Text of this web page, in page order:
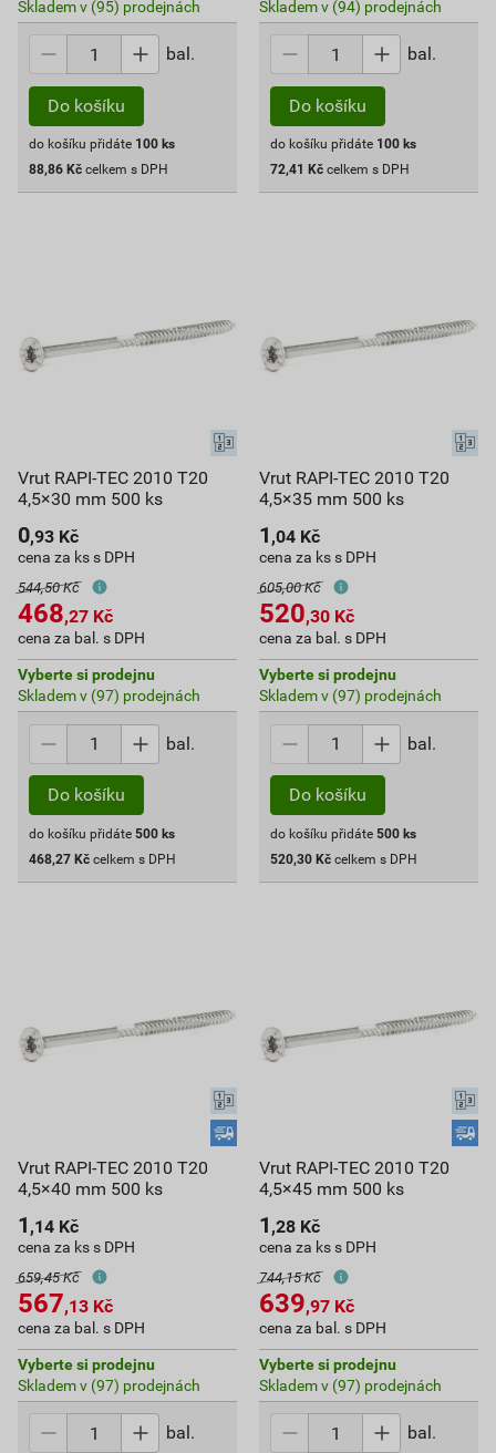
Skladem v (95) prodejnách
bal.
Do košíku
do košíku přidáte 100 ks
88,86 Kč celkem s DPH
Skladem v (94) prodejnách
bal.
Do košíku
do košíku přidáte 100 ks
72,41 Kč celkem s DPH
Vrut RAPI-TEC 2010 T20
4,5×30 mm 500 ks
0,93 Kč
cena za ks s DPH
544,50 Kč
468,27 Kč
cena za bal. s DPH
Vyberte si prodejnu
Skladem v (97) prodejnách
bal.
Do košíku
do košíku přidáte 500 ks
468,27 Kč celkem s DPH
Vrut RAPI-TEC 2010 T20
4,5×35 mm 500 ks
1 ,04 Kč
cena za ks s DPH
605,00 Kč
520,30 Kč
cena za bal. s DPH
Vyberte si prodejnu
Skladem v (97) prodejnách
bal.
Do košíku
do košíku přidáte 500 ks
520,30 Kč celkem s DPH
Vrut RAPI-TEC 2010 T20
4,5×40 mm 500 ks
1 ,14 Kč
cena za ks s DPH
659,45 Kč
567,13 Kč
cena za bal. s DPH
Vyberte si prodejnu
Skladem v (97) prodejnách
bal.
Vrut RAPI-TEC 2010 T20
4,5×45 mm 500 ks
1 ,28 Kč
cena za ks s DPH
744,15 Kč
639,97 Kč
cena za bal. s DPH
Vyberte si prodejnu
Skladem v (97) prodejnách
bal.